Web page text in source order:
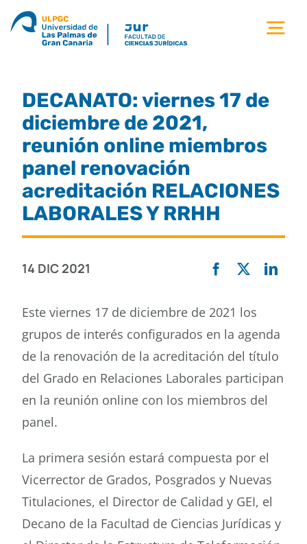
Saltar
titulaciones
estudiantes
calidad
Buscar
DECANATO: viernes 17 de
diciembre de 2021,
reunión online miembros
panel renovación
acreditación RELACIONES
LABORALES Y RRHH
14 DIC 2021
Este viernes 17 de diciembre de 2021 los
grupos de interés configurados en la agenda
de la renovación de la acreditación del título
del Grado en Relaciones Laborales participan
en la reunión online con los miembros del
panel.
La primera sesión estará compuesta por el
Vicerrector de Grados, Posgrados y Nuevas
Titulaciones, el Director de Calidad y GEI, el
Decano de la Facultad de Ciencias Jurídicas y